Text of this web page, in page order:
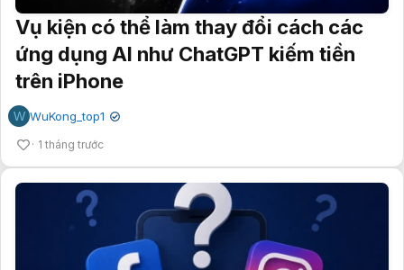
ứng dụng AI như ChatGPT kiếm tiền
trên iPhone
W WuKong_top1 ✔